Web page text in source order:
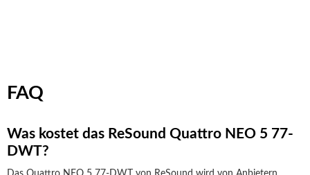
FAQ
Was kostet das ReSound Quattro NEO 5 77-
DWT?